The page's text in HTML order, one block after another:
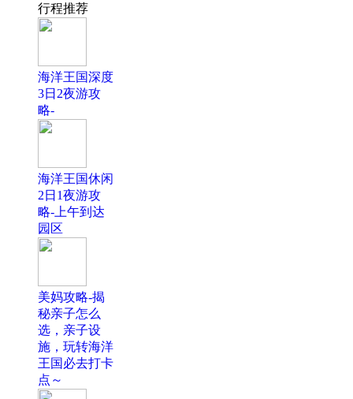
行程推荐
海洋王国深度
3日2夜游攻
略-
海洋王国休闲
2日1夜游攻
略-上午到达
园区
美妈攻略-揭
秘亲子怎么
选，亲子设
施，玩转海洋
王国必去打卡
点～